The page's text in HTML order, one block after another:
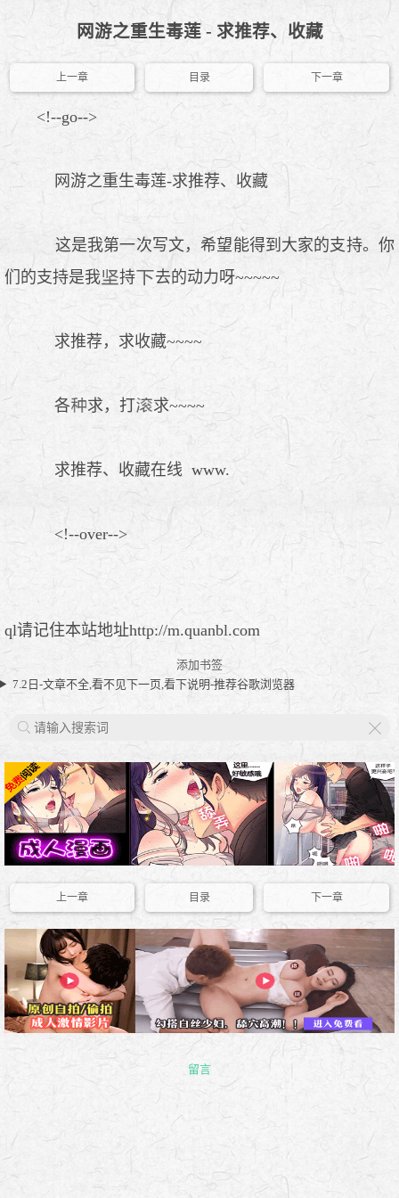
网游之重生毒莲 - 求推荐、收藏
上一章 目录 下一章
<!--go-->
网游之重生毒莲-求推荐、收藏
这是我第一次写文，希望能得到大家的支持。你
们的支持是我
持 去的动力呀~~~~~
求推荐，求收藏~~~~
各 求，打 求~~~~
求推荐、收藏在线 www.
<!--over-->
ql请记住本站地址http://m.quanbl.com
添加书签
7.2日-文章不全,看不见下一页,看下说明-推荐谷歌浏览器
上一章 目录 下一章
留言